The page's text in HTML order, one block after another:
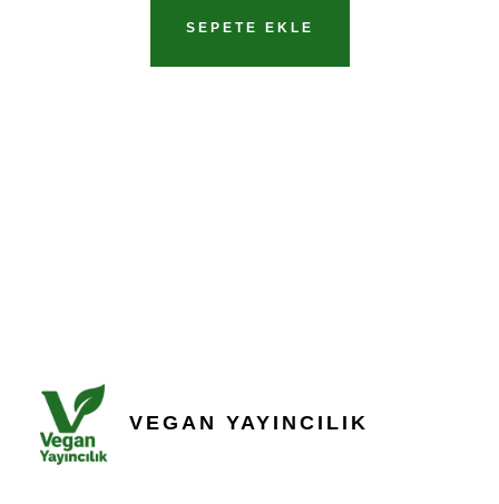
SEPETE EKLE
VEGAN YAYINCILIK